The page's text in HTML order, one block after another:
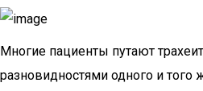
Многие пациенты путают
разновидностями одного и того